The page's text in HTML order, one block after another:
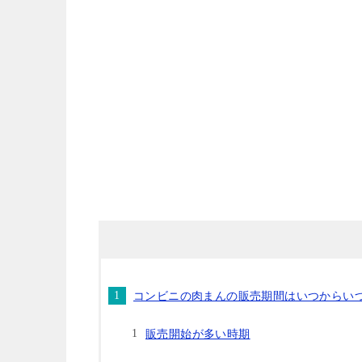
コンビニの肉まんの販売期間はいつからい
販売開始が多い時期